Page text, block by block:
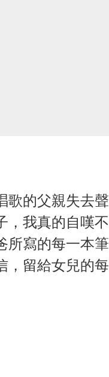
歌的父親失去聲
，我真的自嘆不
所寫的每一本筆
，留給女兒的每